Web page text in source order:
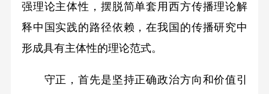
强理论主体性，摆脱简单套用西方传播理论解
释中国实践的路径依赖，在我国的传播研究中
形成具有主体性的理论范式。
守正，首先是坚持正确政治方向和价值引